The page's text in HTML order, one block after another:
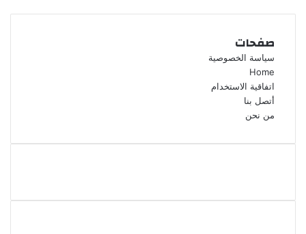
صفحات
سياسة الخصوصية
Home
اتفاقية الاستخدام
أتصل بنا
من نحن